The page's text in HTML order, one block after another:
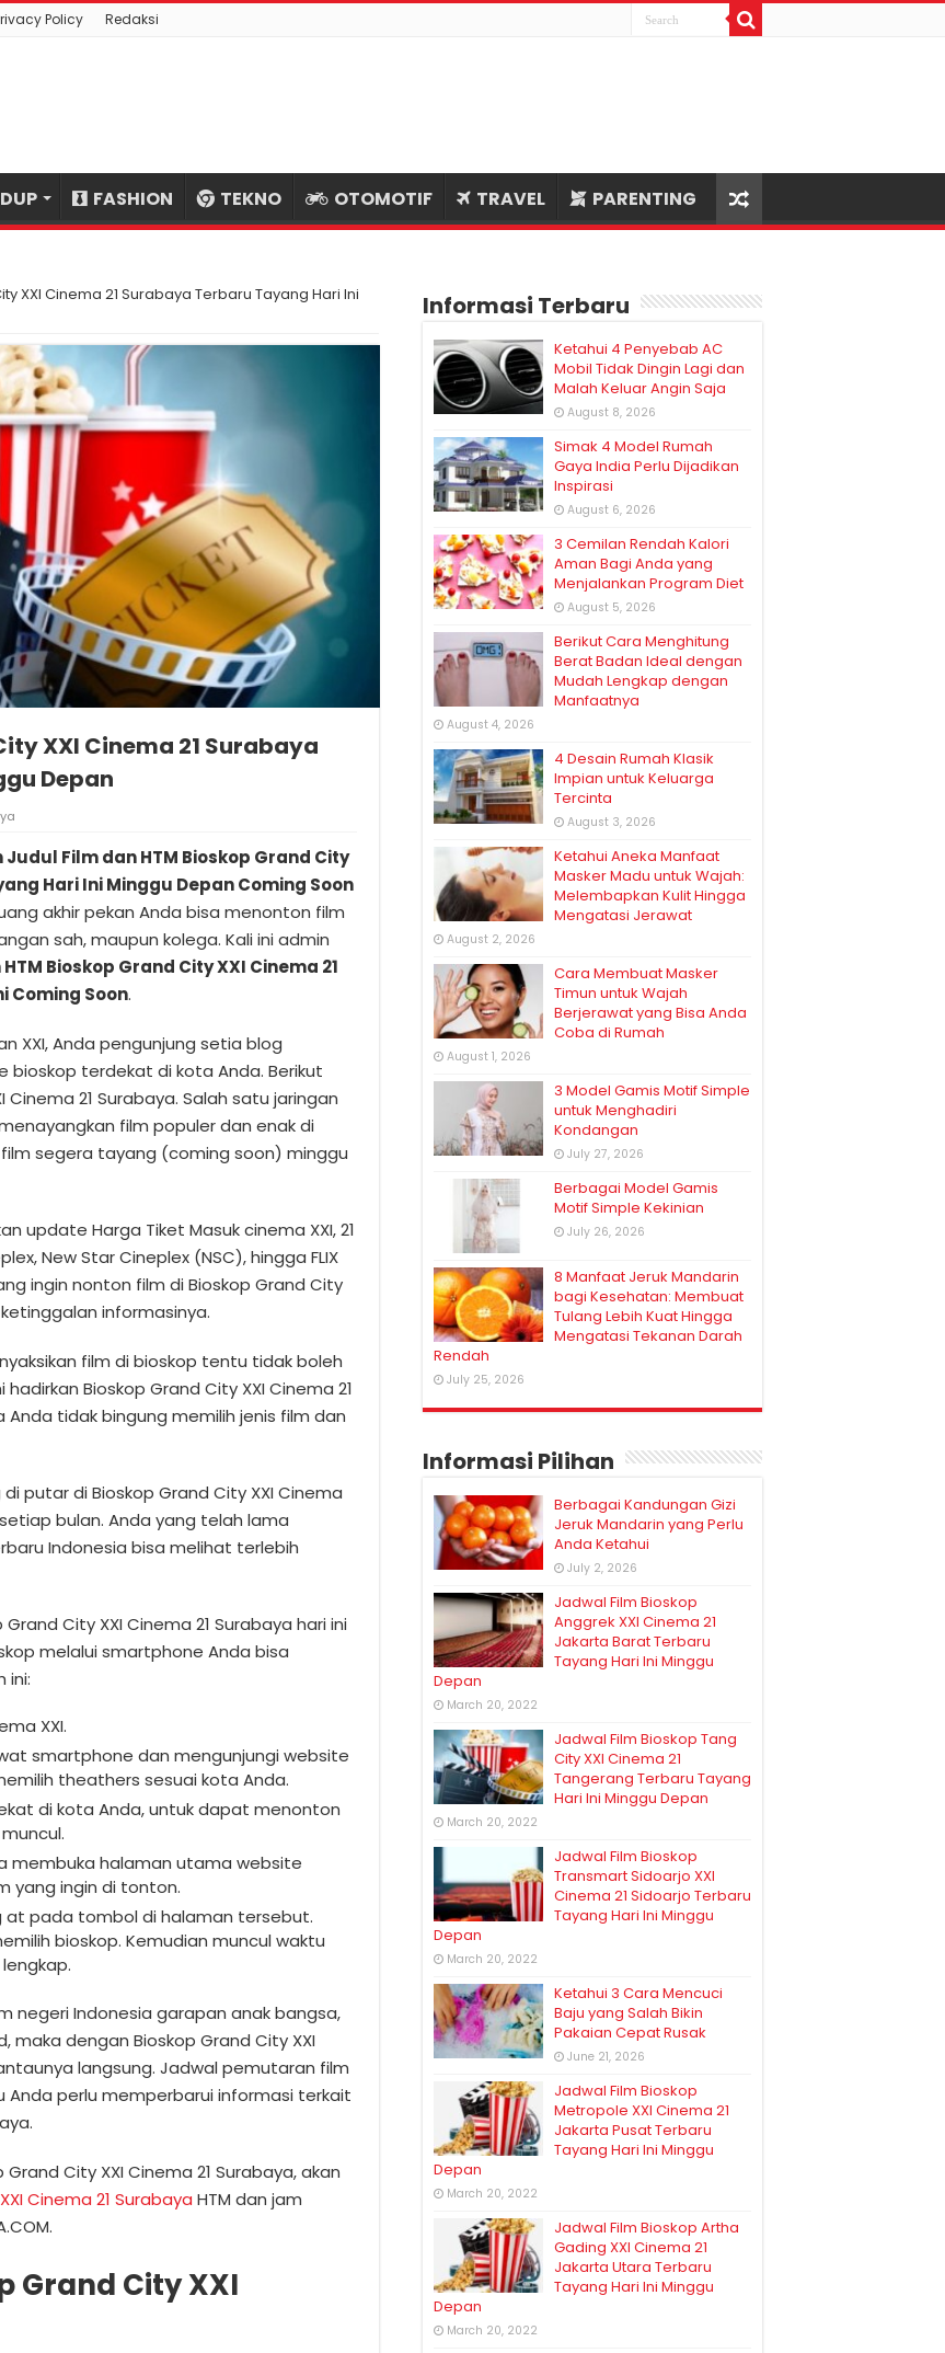
Policy Redaksi
FASHION TEKNO OTOMOTIF TRAVEL PARENTING
XXI Cinema 21 Surabaya Terbaru Tayang Hari Ini
XXI Cinema 21 Surabaya
Depan
Film dan HTM Bioskop Grand City
Hari Ini Minggu Depan Coming Soon
akhir pekan Anda bisa menonton film
sah, maupun kolega. Kali ini admin
Bioskop Grand City XXI Cinema 21
Coming Soon.
XXI, Anda pengunjung setia blog
bioskop terdekat di kota Anda. Berikut
Cinema 21 Surabaya. Salah satu jaringan
film populer dan enak di
segera tayang (coming soon) minggu
update Harga Tiket Masuk cinema XXI, 21
New Star Cineplex (NSC), hingga FLIX
ingin nonton film di Bioskop Grand City
informasinya.
film di bioskop tentu tidak boleh
Bioskop Grand City XXI Cinema 21
tidak bingung memilih jenis film dan
putar di Bioskop Grand City XXI Cinema
bulan. Anda yang telah lama
Indonesia bisa melihat terlebih
City XXI Cinema 21 Surabaya hari ini
melalui smartphone Anda bisa
ini:
XXI.
smartphone dan mengunjungi website
theathers sesuai kota Anda.
di kota Anda, untuk dapat menonton
membuka halaman utama website
yang ingin di tonton.
at pada tombol di halaman tersebut.
bioskop. Kemudian muncul waktu
negeri Indonesia garapan anak bangsa,
dengan Bioskop Grand City XXI
langsung. Jadwal pemutaran film
perlu memperbarui informasi terkait
City XXI Cinema 21 Surabaya, akan
Cinema 21 Surabaya HTM dan jam
Grand City XXI
Informasi Terbaru
Ketahui 4 Penyebab AC
Mobil Tidak Dingin Lagi dan
Malah Keluar Angin Saja
August 8, 2026
Simak 4 Model Rumah
Gaya India Perlu Dijadikan
Inspirasi
August 6, 2026
3 Cemilan Rendah Kalori
Aman Bagi Anda yang
Menjalankan Program Diet
August 5, 2026
Berikut Cara Menghitung
Berat Badan Ideal dengan
Mudah Lengkap dengan
Manfaatnya
August 4, 2026
4 Desain Rumah Klasik
Impian untuk Keluarga
Tercinta
August 3, 2026
Ketahui Aneka Manfaat
Masker Madu untuk Wajah:
Melembapkan Kulit Hingga
Mengatasi Jerawat
August 2, 2026
Cara Membuat Masker
Timun untuk Wajah
Berjerawat yang Bisa Anda
Coba di Rumah
August 1, 2026
3 Model Gamis Motif Simple
untuk Menghadiri
Kondangan
July 27, 2026
Berbagai Model Gamis
Motif Simple Kekinian
July 26, 2026
8 Manfaat Jeruk Mandarin
bagi Kesehatan: Membuat
Tulang Lebih Kuat Hingga
Mengatasi Tekanan Darah
Rendah
July 25, 2026
Informasi Pilihan
Berbagai Kandungan Gizi
Jeruk Mandarin yang Perlu
Anda Ketahui
July 2, 2026
Jadwal Film Bioskop
Anggrek XXI Cinema 21
Jakarta Barat Terbaru
Tayang Hari Ini Minggu
Depan
March 20, 2022
Jadwal Film Bioskop Tang
City XXI Cinema 21
Tangerang Terbaru Tayang
Hari Ini Minggu Depan
March 20, 2022
Jadwal Film Bioskop
Transmart Sidoarjo XXI
Cinema 21 Sidoarjo Terbaru
Tayang Hari Ini Minggu
Depan
March 20, 2022
Ketahui 3 Cara Mencuci
Baju yang Salah Bikin
Pakaian Cepat Rusak
June 21, 2026
Jadwal Film Bioskop
Metropole XXI Cinema 21
Jakarta Pusat Terbaru
Tayang Hari Ini Minggu
Depan
March 20, 2022
Jadwal Film Bioskop Artha
Gading XXI Cinema 21
Jakarta Utara Terbaru
Tayang Hari Ini Minggu
Depan
March 20, 2022